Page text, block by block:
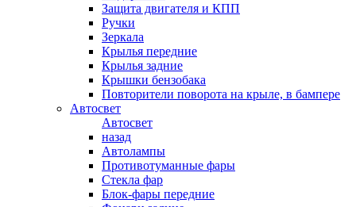
Защита двигателя и КПП
Ручки
Зеркала
Крылья передние
Крылья задние
Крышки бензобака
Повторители поворота на крыле, в бампере
Автосвет
Автосвет
назад
Автолампы
Противотуманные фары
Стекла фар
Блок-фары передние